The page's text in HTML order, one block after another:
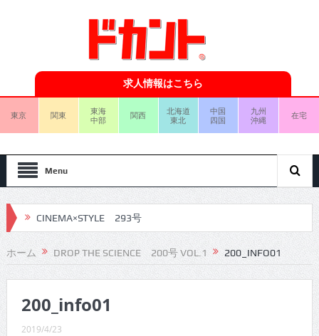
求人情報はこちら
東京 関東
東海
中部
関西
北海道
東北
中国
四国
九州
沖縄
在宅
Menu
CINEMA×STYLE 293号
CINEMA×STYLE 292号
CINEMA×STYLE 291号
CINEMA×STYLE 290号
CINEMA×STYLE 289号
ホーム DROP THE SCIENCE 200号 VOL.1 200_INFO01
200_info01
2019/4/23